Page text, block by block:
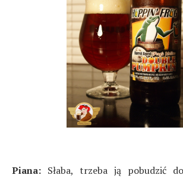
Piana: Słaba, trzeba ją pobudzić